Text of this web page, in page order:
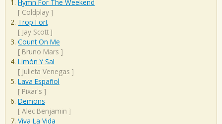
Hymn For The Weekend
[ Coldplay ]
Trop Fort
[ Jay Scott ]
Count On Me
[ Bruno Mars ]
Limón Y Sal
[ Julieta Venegas ]
Lava Español
[ Pixar's ]
Demons
[ Alec Benjamin ]
Viva La Vida